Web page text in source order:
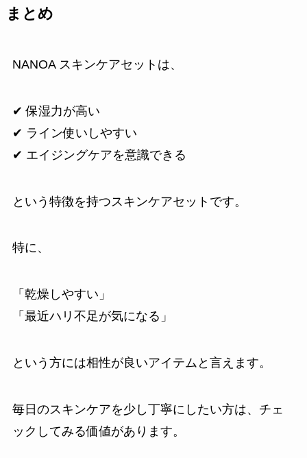
まとめ
NANOA スキンケアセットは、
✔ 保湿力が高い
✔ ライン使いしやすい
✔ エイジングケアを意識できる
という特徴を持つスキンケアセットです。
特に、
「乾燥しやすい」
「最近ハリ不足が気になる」
という方には相性が良いアイテムと言えます。
毎日のスキンケアを少し丁寧にしたい方は、チェ
ックしてみる価値があります。